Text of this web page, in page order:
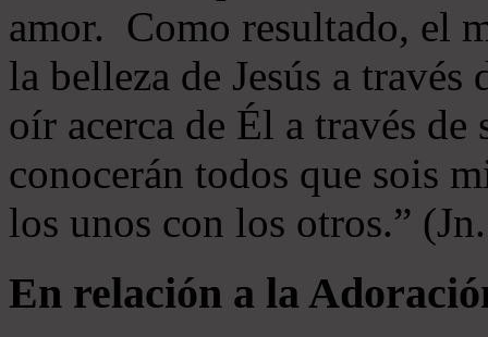
amor. Como resultado, el
la belleza de Jesús a
oír acerca de Él a través
conocerán todos que sois
los unos con los otros.”
En relación a la